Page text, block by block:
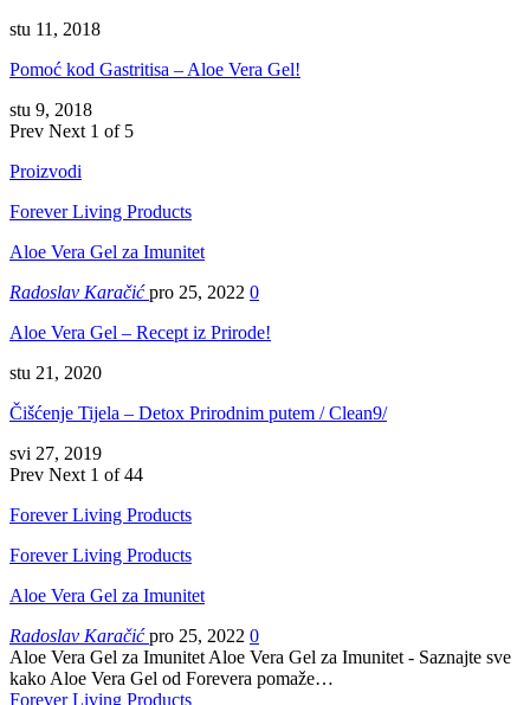
stu 11, 2018
Pomoć kod Gastritisa – Aloe Vera Gel!
stu 9, 2018
Prev Next 1 of 5
Proizvodi
Forever Living Products
Aloe Vera Gel za Imunitet
Radoslav Karačićpro 25, 2022 0
Aloe Vera Gel – Recept iz Prirode!
stu 21, 2020
Čišćenje Tijela – Detox Prirodnim putem / Clean9/
svi 27, 2019
Prev Next 1 of 44
Forever Living Products
Forever Living Products
Aloe Vera Gel za Imunitet
Radoslav Karačićpro 25, 2022 0
Aloe Vera Gel za Imunitet Aloe Vera Gel za Imunitet - Saznajte sve
kako Aloe Vera Gel od Forevera pomaže…
Forever Living Products